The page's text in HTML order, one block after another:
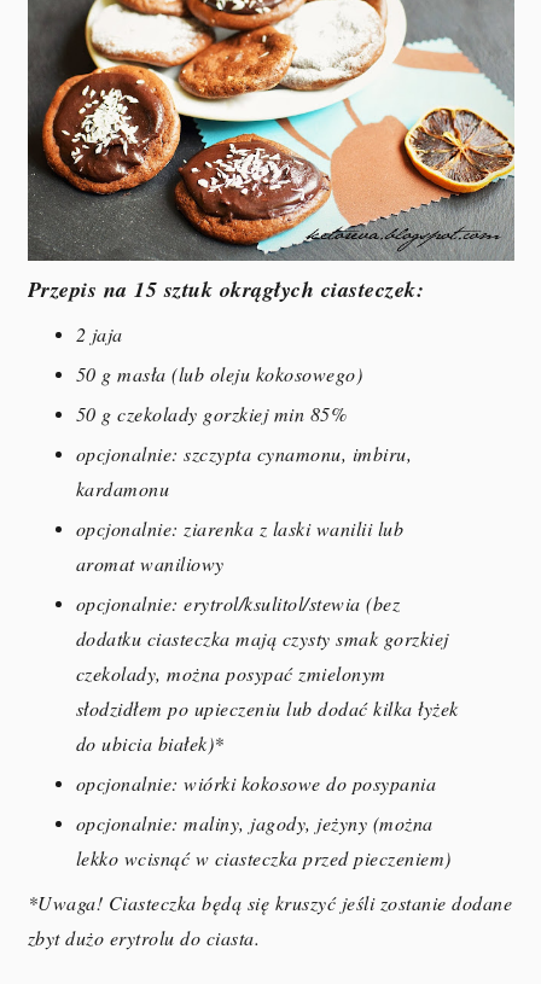
Przepis na 15 sztuk okrągłych ciasteczek:
2 jaja
50 g masła (lub oleju kokosowego)
50 g czekolady gorzkiej min 85%
opcjonalnie: szczypta cynamonu, imbiru,
kardamonu
opcjonalnie: ziarenka z laski wanilii lub
aromat waniliowy
opcjonalnie: erytrol/ksulitol/stewia (bez
dodatku ciasteczka mają czysty smak gorzkiej
czekolady, można posypać zmielonym
słodzidłem po upieczeniu lub dodać kilka łyżek
do ubicia białek)*
opcjonalnie: wiórki kokosowe do posypania
opcjonalnie: maliny, jagody, jeżyny (można
lekko wcisnąć w ciasteczka przed pieczeniem)
*Uwaga! Ciasteczka będą się kruszyć jeśli zostanie dodane
zbyt dużo erytrolu do ciasta.